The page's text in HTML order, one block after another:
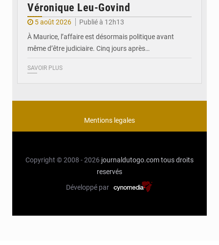
Véronique Leu-Govind
5 août 2026
Publié à 12h13
À Maurice, l’affaire est désormais politique avant
même d’être judiciaire. Cinq jours après…
SAVOIR PLUS
Mentions legales
Copyright © 2008 - 2026 journaldutogo.comtous droits
reservés
Développé par